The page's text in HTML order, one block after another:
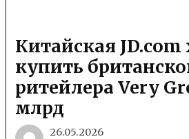
Китайская JD.com
купить
ритейлера Very
млрд
26.05.2026